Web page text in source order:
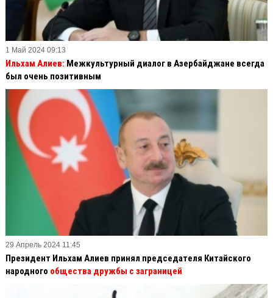
1 Май 2024 09:13
Ильхам Алиев: Межкультурный диалог в Азербайджане всегда
был очень позитивным
29 Апрель 2024 11:45
Президент Ильхам Алиев принял председателя Китайского
народного общества дружбы с заграницей